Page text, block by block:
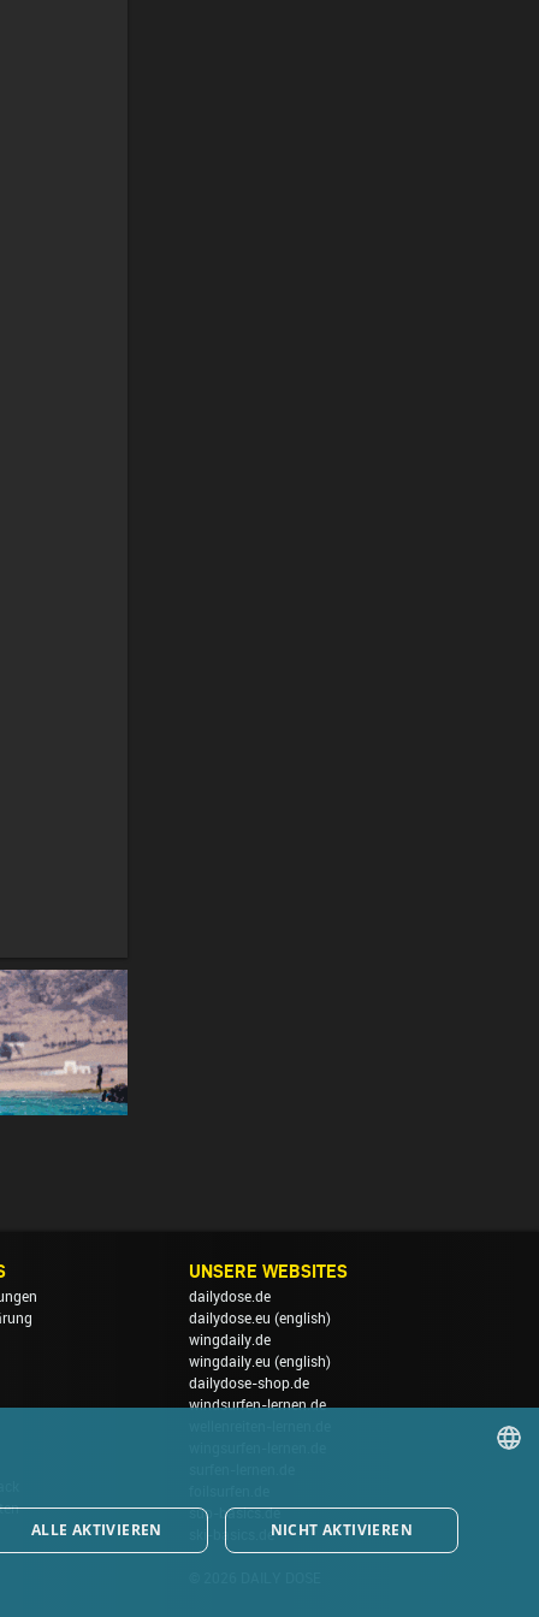
UNSERE WEBSITES
dailydose.de
dailydose.eu (english)
wingdaily.de
wingdaily.eu (english)
dailydose-shop.de
windsurfen-lernen.de
sup-basics.de
ski-basics.de
ENGLISH
ALLE AKTIVIEREN NICHT AKTIVIEREN